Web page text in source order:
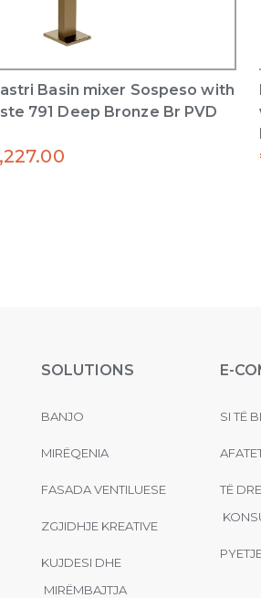
Basin mixer Sospeso with
791 Deep Bronze Br PVD
SOLUTIONS
BANJO
MIRËQENIA
FASADA VENTILUESE
ZGJIDHJE KREATIVE
KUJDESI DHE
MIRËMBAJTJA
E-
SI TË
TË